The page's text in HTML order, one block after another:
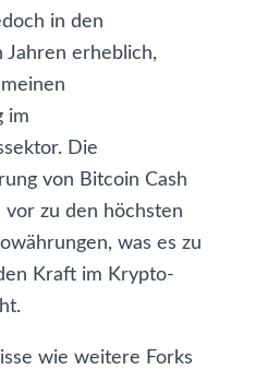
in den
Jahren erheblich,
im
Die
von Bitcoin Cash
zu den höchsten
was es zu
Kraft im Krypto-
wie weitere Forks